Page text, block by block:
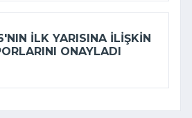
ILK YARISINA ILIŞKIN
ONAYLADI